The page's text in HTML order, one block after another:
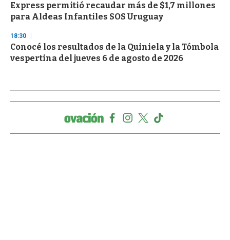
Express permitió recaudar más de $1,7 millones
para Aldeas Infantiles SOS Uruguay
18:30
Conocé los resultados de la Quiniela y la Tómbola
vespertina del jueves 6 de agosto de 2026